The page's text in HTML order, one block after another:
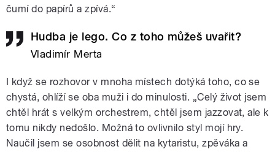
čumí do papírů a zpívá.“
Hudba je lego. Co z toho můžeš uvařit?
Vladimír Merta
I když se rozhovor v mnoha místech dotýká toho, co se
chystá, ohlíží se oba muži i do minulosti. „Celý život jsem
chtěl hrát s velkým orchestrem, chtěl jsem jazzovat, ale k
tomu nikdy nedošlo. Možná to ovlivnilo styl mojí hry.
Naučil jsem se osobnost dělit na kytaristu, zpěváka a